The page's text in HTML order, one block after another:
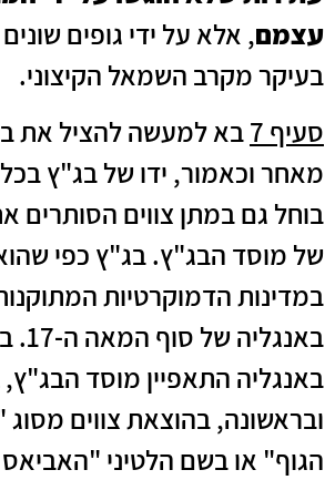
עצמם, אלא על ידי גופים
בעיקר מקרב השמאל הקיצוני.
סעיף 7
בא למעשה להציל את
מאחר וכאמור, ידו של בג"ץ
בוחל גם במתן צווים הסותרים
של מוסד הבג"ץ. בג"ץ כפי
במדינות הדמוקרטיות
באנגליה התאפיין מוסד
ובראשונה, בהוצאת צווים
הגוף" או בשם הלטיני